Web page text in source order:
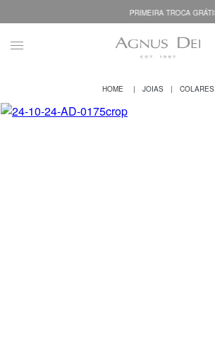
PRIMEIRA TROCA GRÁTIS!
JOIAS COLARES